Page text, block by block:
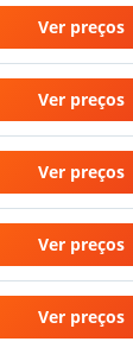
Ver preços
Ver preços
Ver preços
Ver preços
Ver preços